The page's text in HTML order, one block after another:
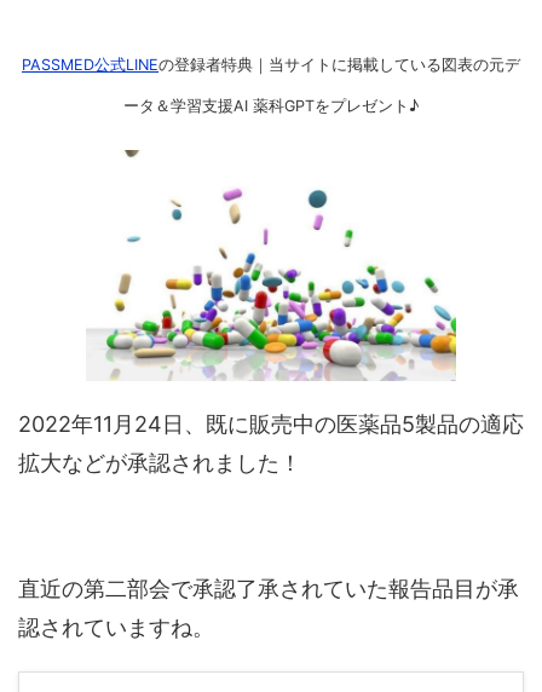
PASSMED公式LINEの登録者特典｜当サイトに掲載している図表の元デ
ータ＆学習支援AI 薬科GPTをプレゼント♪
2022年11月24日、既に販売中の医薬品5製品の適応
拡大などが承認されました！
直近の第二部会で承認了承されていた報告品目が承
認されていますね。